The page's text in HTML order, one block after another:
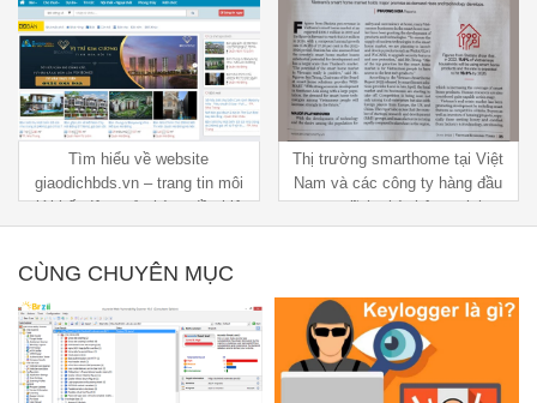
Tìm hiểu về website
giaodichbds.vn – trang tin môi
giới bất động sản hàng đầu hiện
nay
Thị trường smarthome tại Việt
Nam và các công ty hàng đầu
trong lĩnh nhà thông minh
CÙNG CHUYÊN MỤC